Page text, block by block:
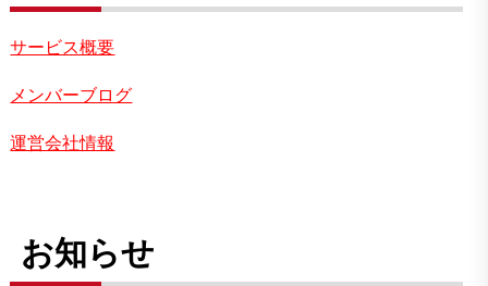
サービス概要
メンバーブログ
運営会社情報
お知らせ